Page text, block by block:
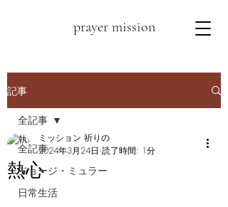
prayer mission
記事
全記事
ジョージ・ミュラー
日常生活
全記事
熱心
ミッション 祈りの
2024年3月24日 読了時間: 1分